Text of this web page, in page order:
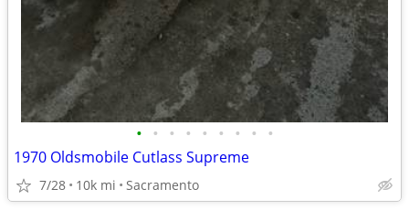
• • • • • • • • •
1970 Oldsmobile Cutlass Supreme
7/28 10k mi Sacramento